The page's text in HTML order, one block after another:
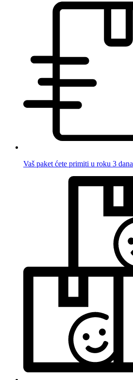
Vaš paket ćete primiti u roku 3 dana